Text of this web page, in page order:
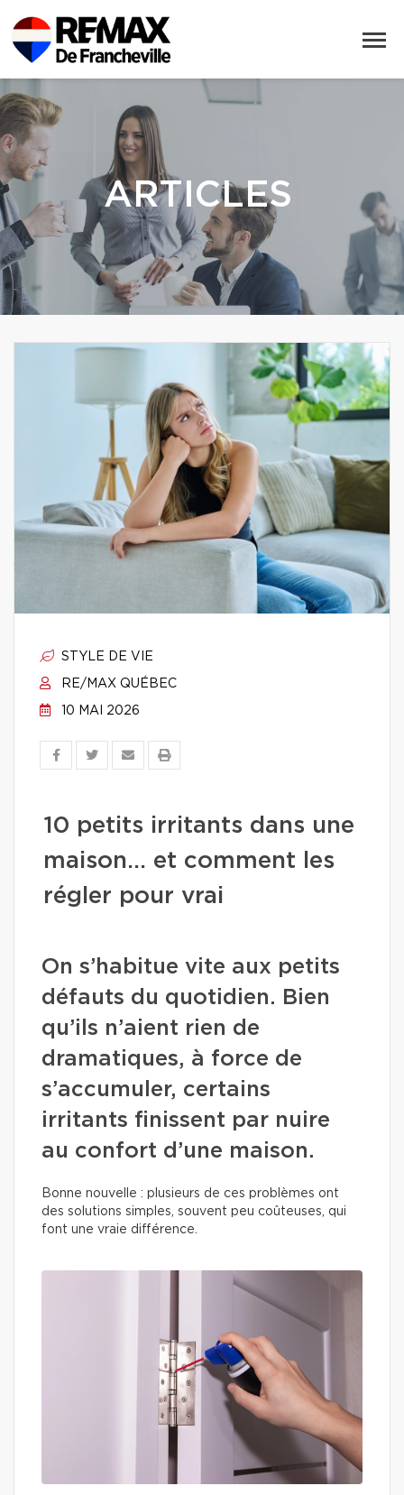
ARTICLES
STYLE DE VIE
RE/MAX QUÉBEC
10 MAI 2026
10 petits irritants dans une
maison… et comment les
régler pour vrai
On s’habitue vite aux petits
défauts du quotidien. Bien
qu’ils n’aient rien de
dramatiques, à force de
s’accumuler, certains
irritants finissent par nuire
au confort d’une maison.
Bonne nouvelle : plusieurs de ces problèmes ont
des solutions simples, souvent peu coûteuses, qui
font une vraie différence.